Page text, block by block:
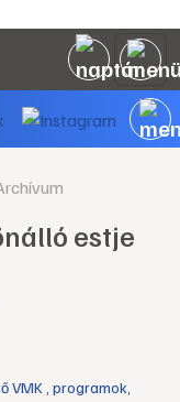
estje
VMK programok